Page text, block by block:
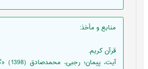
منابع و مأخذ:
قرآن کریم.
آیت، پیمان؛